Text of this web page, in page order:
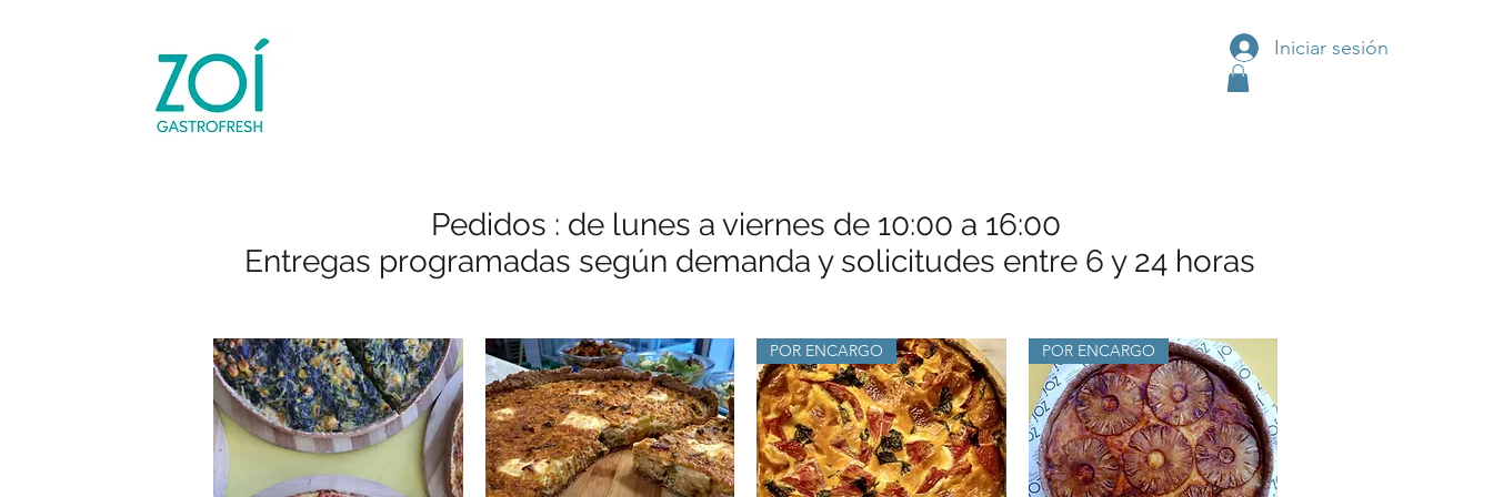
Iniciar sesión
Pedidos : de lunes a viernes de 10:00 a 16:00
Entregas programadas según demanda y solicitudes entre 6 y 24 horas
POR ENCARGO POR ENCARGO